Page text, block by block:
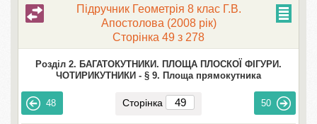
Підручник Геометрія 8 клас Г.В.
Апостолова (2008 рік)
Сторінка 49 з 278
Розділ 2. БАГАТОКУТНИКИ. ПЛОЩА ПЛОСКОЇ ФІГУРИ.
ЧОТИРИКУТНИКИ - § 9. Площа прямокутника
48 Сторінка 50